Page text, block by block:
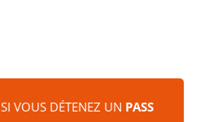
SI VOUS DÉTENEZ UN PASS